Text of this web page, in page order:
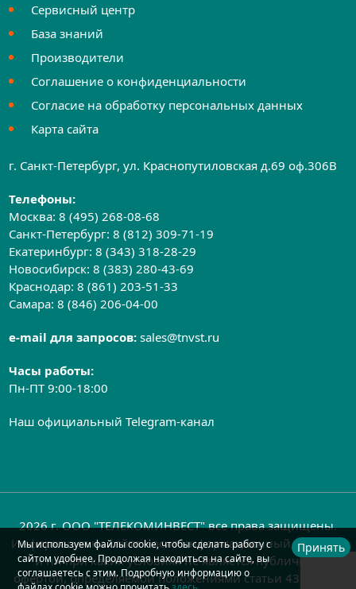
Сервисный центр
База знаний
Производители
Соглашение о конфиденциальности
Согласие на обработку персональных данных
Карта сайта
г. Санкт-Петербург, ул. Краснопутиловская д.69 оф.306B
Телефоны:
Москва:8 (495) 268-08-68
Санкт-Петербург:8 (812) 309-71-19
Екатеринбург:8 (343) 318-28-29
Новосибирск:8 (383) 280-43-69
Краснодар:8 (861) 203-51-33
Самара:8 (846) 206-04-00
e-mail для запросов:sales@tnvst.ru
Часы работы:
Пн-ПТ 9:00-18:00
Наш официальный Telegram-канал
2026 г. ООО "ТЕЛЕКОМИНВЕСТ" все права защищены.
Информация на сайте носит информационный характер
и ни при каких условиях не является публичной
офертой, определяемой положениями статьи 437 ГК РФ
Мы используем файлы cookie, чтобы сделать работу с
сайтом удобнее. Продолжая находиться на сайте, вы
соглашаетесь с этим. Подробную информацию о
Принять